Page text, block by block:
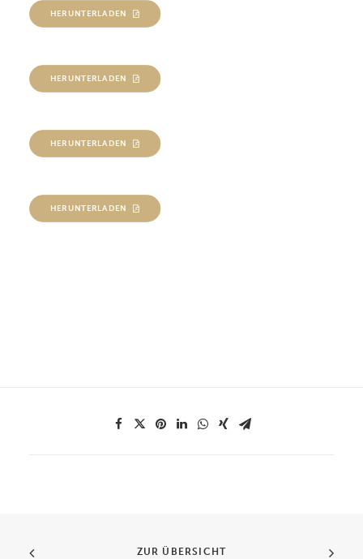
HERUNTERLADEN
HERUNTERLADEN
HERUNTERLADEN
HERUNTERLADEN
ZUR ÜBERSICHT